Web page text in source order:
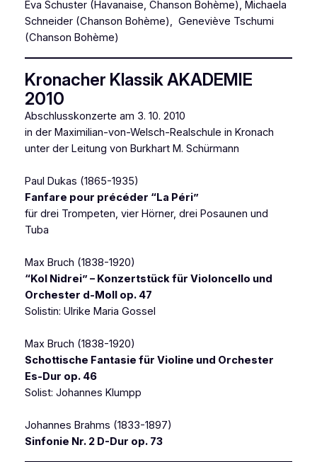
Eva Schuster (Havanaise, Chanson Bohème), Michaela
Schneider (Chanson Bohème), Geneviève Tschumi
(Chanson Bohème)
Kronacher Klassik AKADEMIE
2010
Abschlusskonzerte am 3. 10. 2010
in der Maximilian-von-Welsch-Realschule in Kronach
unter der Leitung von Burkhart M. Schürmann
Paul Dukas (1865-1935)
Fanfare pour précéder “La Péri”
für drei Trompeten, vier Hörner, drei Posaunen und
Tuba
Max Bruch (1838-1920)
“Kol Nidrei” – Konzertstück für Violoncello und
Orchester d-Moll op. 47
Solistin: Ulrike Maria Gossel
Max Bruch (1838-1920)
Schottische Fantasie für Violine und Orchester
Es-Dur op. 46
Solist: Johannes Klumpp
Johannes Brahms (1833-1897)
Sinfonie Nr. 2 D-Dur op. 73